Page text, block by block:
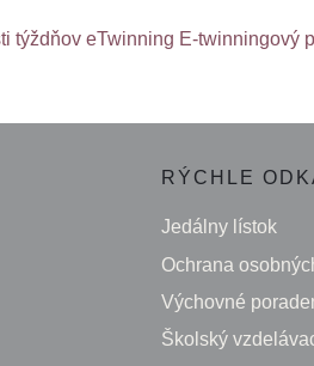
týždňov eTwinning E-twinningový
RÝCHLE
Jedálny lístok
Ochrana
Výchovné
Školský